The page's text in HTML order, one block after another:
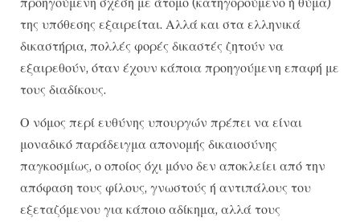
της υπόθεσης εξαιρείται. Αλλά και στα ελληνικά
δικαστήρια, πολλές φορές δικαστές ζητούν να
εξαιρεθούν, όταν έχουν κάποια προηγούμενη επαφή με
τους διαδίκους.
Ο νόμος περί ευθύνης υπουργών πρέπει να είναι
μοναδικό παράδειγμα απονομής δικαιοσύνης
παγκοσμίως, ο οποίος όχι μόνο δεν αποκλείει από την
απόφαση τους φίλους, γνωστούς ή αντιπάλους του
εξεταζόμενου για κάποιο αδίκημα, αλλά τους